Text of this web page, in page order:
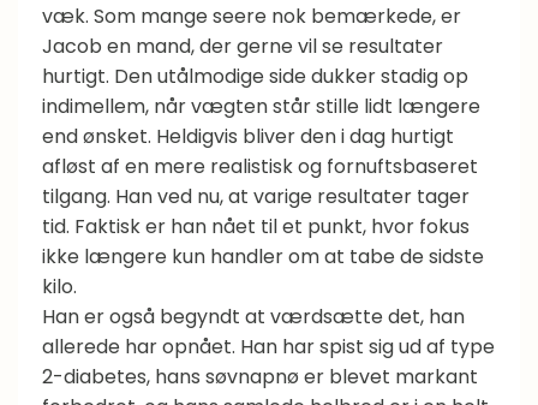
væk. Som mange seere nok bemærkede, er
Jacob en mand, der gerne vil se resultater
hurtigt. Den utålmodige side dukker stadig op
indimellem, når vægten står stille lidt længere
end ønsket. Heldigvis bliver den i dag hurtigt
afløst af en mere realistisk og fornuftsbaseret
tilgang. Han ved nu, at varige resultater tager
tid. Faktisk er han nået til et punkt, hvor fokus
ikke længere kun handler om at tabe de sidste
kilo.
Han er også begyndt at værdsætte det, han
allerede har opnået. Han har spist sig ud af type
2-diabetes, hans søvnapnø er blevet markant